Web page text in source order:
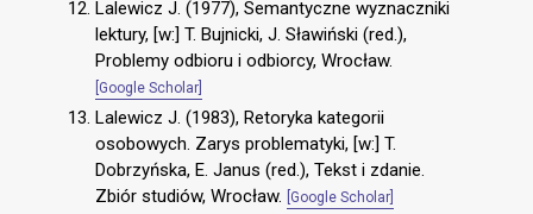
Lalewicz J. (1977), Semantyczne wyznaczniki
lektury, [w:] T. Bujnicki, J. Sławiński (red.),
Problemy odbioru i odbiorcy, Wrocław.
[Google Scholar]
Lalewicz J. (1983), Retoryka kategorii
osobowych. Zarys problematyki, [w:] T.
Dobrzyńska, E. Janus (red.), Tekst i zdanie.
Zbiór studiów, Wrocław.
[Google Scholar]